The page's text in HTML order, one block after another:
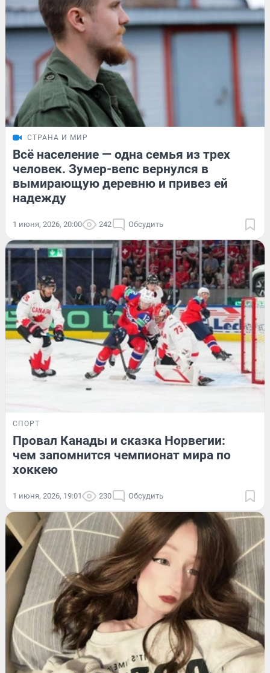
СТРАНА И МИР
Всё население — одна семья из трех
человек. Зумер-вепс вернулся в
вымирающую деревню и привез ей
надежду
1 июня, 2026, 20:00 242 Обсудить
СПОРТ
Провал Канады и сказка Норвегии:
чем запомнится чемпионат мира по
хоккею
1 июня, 2026, 19:01 230 Обсудить